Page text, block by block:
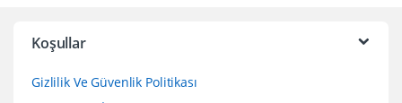
Koşullar
Gizlilik Ve Güvenlik Politikası